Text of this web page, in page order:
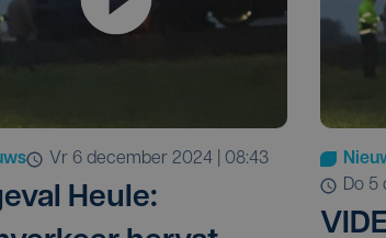
vr 6 december 2024 | 08:43
Heule:
do